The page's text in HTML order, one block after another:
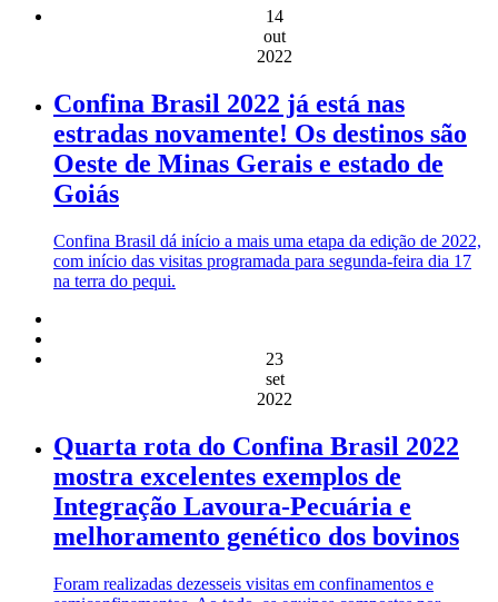
14
out
2022
Confina Brasil 2022 já está nas
estradas novamente! Os destinos são
Oeste de Minas Gerais e estado de
Goiás
Confina Brasil dá início a mais uma etapa da edição de 2022,
com início das visitas programada para segunda-feira dia 17
na terra do pequi.
23
set
2022
Quarta rota do Confina Brasil 2022
mostra excelentes exemplos de
Integração Lavoura-Pecuária e
melhoramento genético dos bovinos
Foram realizadas dezesseis visitas em confinamentos e